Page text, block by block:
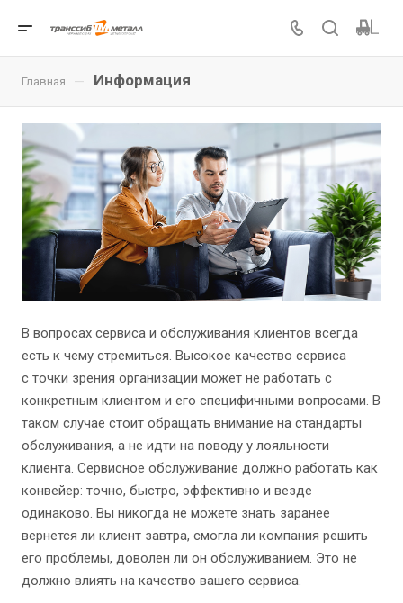
Главная — Информация
В вопросах сервиса и обслуживания клиентов всегда
есть к чему стремиться. Высокое качество сервиса
с точки зрения организации может не работать с
конкретным клиентом и его специфичными вопросами. В
таком случае стоит обращать внимание на стандарты
обслуживания, а не идти на поводу у лояльности
клиента. Сервисное обслуживание должно работать как
конвейер: точно, быстро, эффективно и везде
одинаково. Вы никогда не можете знать заранее
вернется ли клиент завтра, смогла ли компания решить
его проблемы, доволен ли он обслуживанием. Это не
должно влиять на качество вашего сервиса.